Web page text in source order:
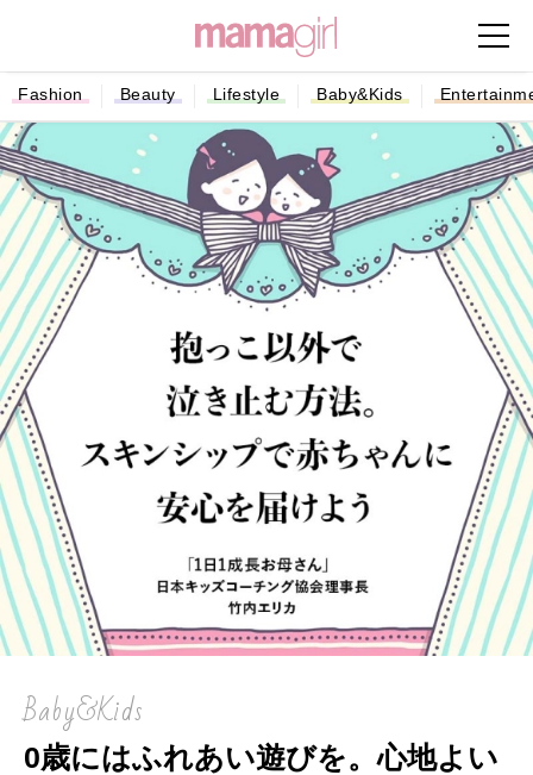
Fashion Beauty Lifestyle Baby&Kids
Baby&Kids
0歳にはふれあい遊びを。心地よい